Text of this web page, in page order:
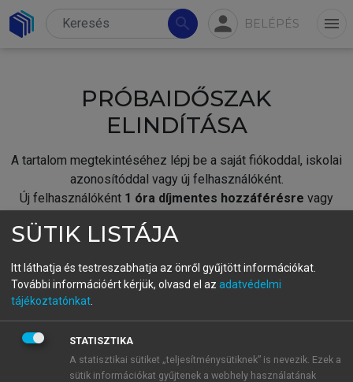
search person BELÉPÉS menu
PRÓBAIDŐSZAK
ELINDÍTÁSA
A tartalom megtekintéséhez lépj be a saját fiókoddal, iskolai
azonosítóddal vagy új felhasználóként.
Új felhasználóként 1 óra díjmentes hozzáférésre vagy
fiókoddal,vagy hozz létre új fiókot.
A regisztráció után apróbaidőszakautomatikusan
BELÉPÉS SAJÁT FIÓKKAL
SÜTIK LISTÁJA
Itt láthatja és testreszabhatja az önről gyűjtött információkat.
További információért kérjük, olvasd el az adatvédelmi
tájékoztatónkat
STATISZTIKA
A statisztikai sütiket „teljesítménysütiknek” is nevezik. Ezek a
sütik információkat gyűjtenek a webhely használatának